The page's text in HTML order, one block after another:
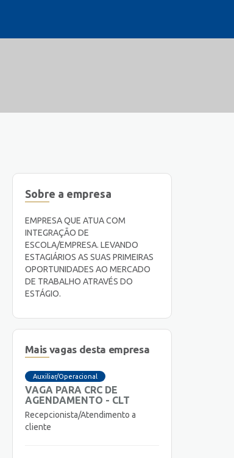
Sobre a empresa
EMPRESA QUE ATUA COM
INTEGRAÇÃO DE
ESCOLA/EMPRESA. LEVANDO
ESTAGIÁRIOS AS SUAS PRIMEIRAS
OPORTUNIDADES AO MERCADO
DE TRABALHO ATRAVÉS DO
ESTÁGIO.
Mais vagas desta empresa
Auxiliar/Operacional
VAGA PARA CRC DE
AGENDAMENTO - CLT
Recepcionista/Atendimento a
cliente